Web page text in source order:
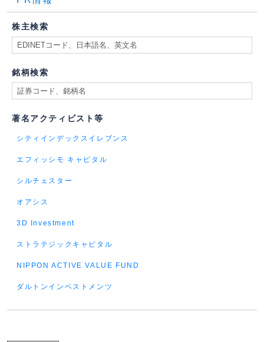
株主検索
銘柄検索
著名アクティビスト等
シティインデックスイレブンス
エフィッシモ キャピタル
シルチェスター
オアシス
3D Investment
ストラテジックキャピタル
NIPPON ACTIVE VALUE FUND
ダルトンインベストメンツ